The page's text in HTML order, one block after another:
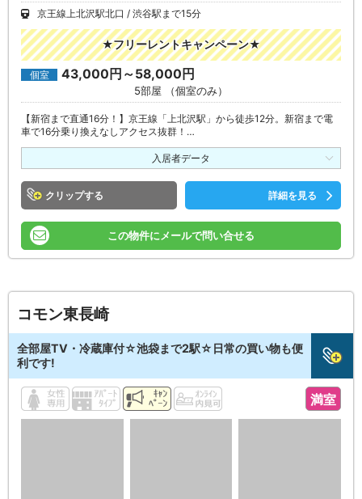
京王線上北沢駅北口 渋谷駅まで15分
★フリーレントキャンペーン★
個室 43,000円～58,000円
5部屋 （個室のみ）
【新宿まで直通16分！】京王線「上北沢駅」から徒歩12分。新宿まで電
車で16分乗り換えなしアクセス抜群！…
入居者データ
クリップ 詳細を見る
この物件にメールで問い合せる
コモン東長崎
全部屋TV・冷蔵庫付☆池袋まで2駅☆日常の買い物も便
利です!
満室